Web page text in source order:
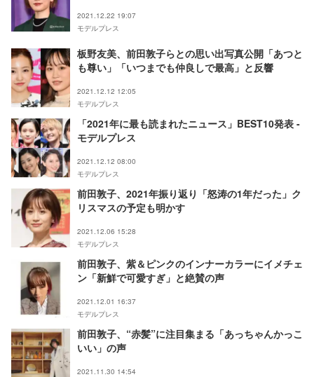
2021.12.22 19:07
モデルプレス
板野友美、前田敦子らとの思い出写真公開「あつと
も尊い」「いつまでも仲良しで最高」と反響
2021.12.12 12:05
モデルプレス
「2021年に最も読まれたニュース」BEST10発表 -
モデルプレス
2021.12.12 08:00
モデルプレス
前田敦子、2021年振り返り「怒涛の1年だった」ク
リスマスの予定も明かす
2021.12.06 15:28
モデルプレス
前田敦子、紫＆ピンクのインナーカラーにイメチェ
ン「新鮮で可愛すぎ」と絶賛の声
2021.12.01 16:37
モデルプレス
前田敦子、“赤髪”に注目集まる「あっちゃんかっこ
いい」の声
2021.11.30 14:54